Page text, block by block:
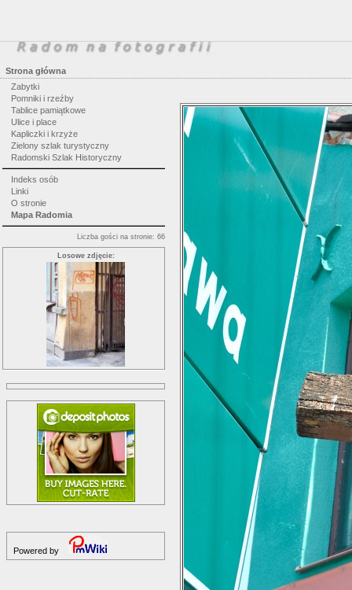
Strona główna
Zabytki
Pomniki i rzeźby
Tablice pamiątkowe
Ulice i place
Kapliczki i krzyże
Zielony szlak turystyczny
Radomski Szlak Historyczny
Indeks osób
Linki
O stronie
Mapa Radomia
Liczba gości na stronie: 66
Losowe zdjęcie:
Powered by